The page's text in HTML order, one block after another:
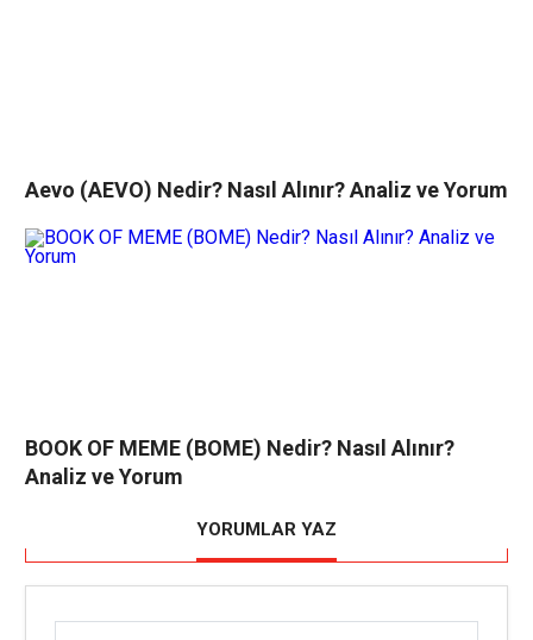
Aevo (AEVO) Nedir? Nasıl Alınır? Analiz ve Yorum
BOOK OF MEME (BOME) Nedir? Nasıl Alınır?
Analiz ve Yorum
YORUMLAR YAZ